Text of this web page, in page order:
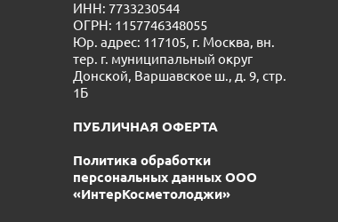
ИНН: 7733230544
ОГРН: 1157746348055
Юр. адрес: 117105, г. Москва, вн.
тер. г. муниципальный округ
Донской, Варшавское ш., д. 9, стр.
1Б
ПУБЛИЧНАЯ ОФЕРТА
Политика обработки
персональных данных ООО
«ИнтерКосметолоджи»